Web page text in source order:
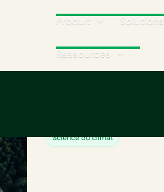
Produit Solutions
Ressources
Science du climat